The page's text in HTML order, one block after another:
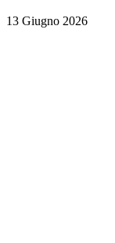
13 Giugno 2026